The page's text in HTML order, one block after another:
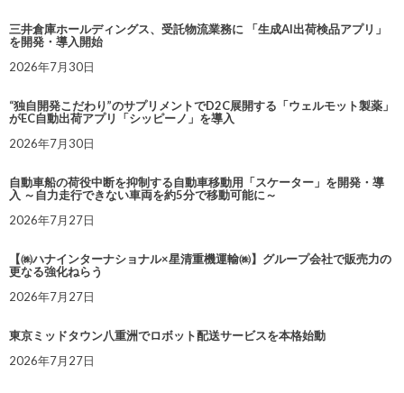
三井倉庫ホールディングス、受託物流業務に 「生成AI出荷検品アプリ」
を開発・導入開始
2026年7月30日
“独自開発こだわり”のサプリメントでD2C展開する「ウェルモット製薬」
がEC自動出荷アプリ「シッピーノ」を導入
2026年7月30日
自動車船の荷役中断を抑制する自動車移動用「スケーター」を開発・導
入 ～自力走行できない車両を約5分で移動可能に～
2026年7月27日
【㈱ハナインターナショナル×星清重機運輸㈱】グループ会社で販売力の
更なる強化ねらう
2026年7月27日
東京ミッドタウン八重洲でロボット配送サービスを本格始動
2026年7月27日